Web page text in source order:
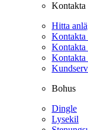
Kontakta
Hitta
Kontakta
Kontakta
Kontakta
Bohus
Dingle
Lysekil